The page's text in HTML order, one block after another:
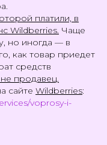
платили, в
Wildberries. Чаще
но иногда — в
как товар приедет
средств
продавец.
сайте Wildberries:
voprosy-i-